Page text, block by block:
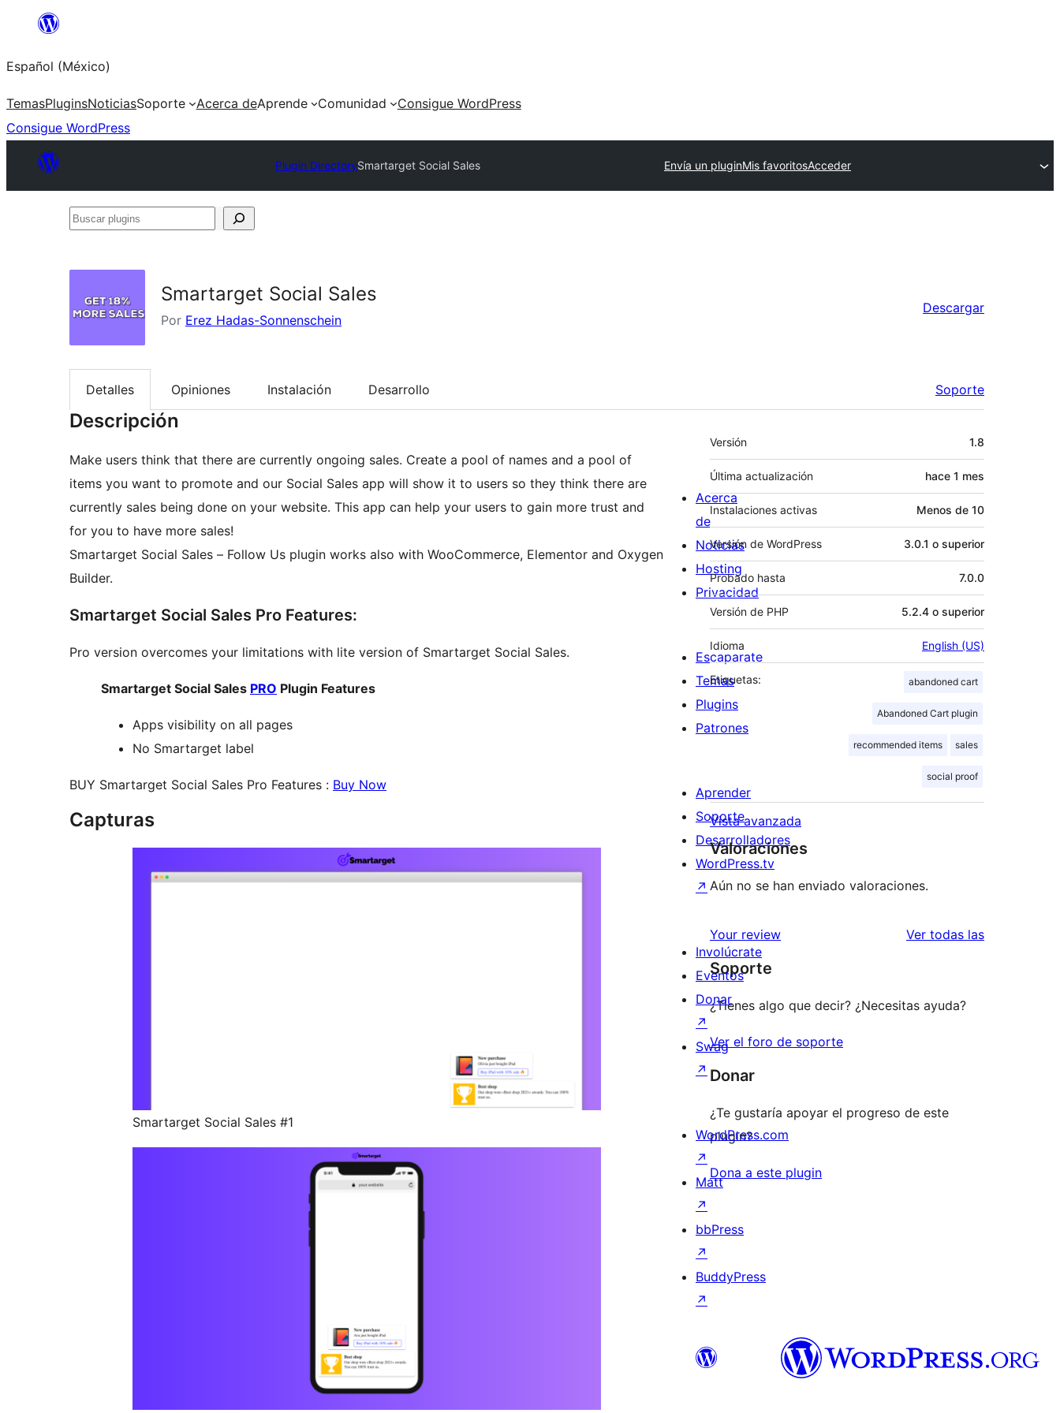
Saltar
contenido
Español (México)
TemasPluginsNoticiasSoporte Acerca deAprende Comunidad
Consigue WordPress
Consigue WordPress
Plugin DirectorySmartarget Social Sales Envía un pluginMis favoritosAcceder
Buscar
Smartarget Social Sales
Por Erez Hadas-Sonnenschein
Descargar
Detalles Opiniones Instalación Desarrollo Soporte
Descripción
Make users think that there are currently ongoing sales. Create a pool of names and a pool of
items you want to promote and our Social Sales app will show it to users so they think there are
currently sales being done on your website. This app can help your users to gain more trust and
for you to have more sales!
Smartarget Social Sales – Follow Us plugin works also with WooCommerce, Elementor and Oxygen
Builder.
Smartarget Social Sales Pro Features:
Pro version overcomes your limitations with lite version of Smartarget Social Sales.
Smartarget Social Sales PRO Plugin Features
Apps visibility on all pages
No Smartarget label
BUY Smartarget Social Sales Pro Features : Buy Now
Capturas
Smartarget Social Sales #1
Meta
Versión 1.8
Última actualización hace 1 mes
Instalaciones activas Menos de 10
Versión de WordPress 3.0.1 o superior
Probado hasta 7.0.0
Versión de PHP 5.2.4 o superior
Idioma English (US)
Etiquetas: abandoned cart
Abandoned Cart plugin
recommended items sales
social proof
Vista avanzada
Valoraciones
Aún no se han enviado valoraciones.
Your review Ver todas lasvaloraciones
Soporte
¿Tienes algo que decir? ¿Necesitas ayuda?
Ver el foro de soporte
Donar
¿Te gustaría apoyar el progreso de este
plugin?
Dona a este plugin
Acerca
de
Noticias
Hosting
Privacidad
Escaparate
Temas
Plugins
Patrones
Aprender
Soporte
Desarrolladores
WordPress.tv
↗
Involúcrate
Eventos
Donar
↗
Swag
↗
WordPress.com
↗
Matt
↗
bbPress
↗
BuddyPress
↗